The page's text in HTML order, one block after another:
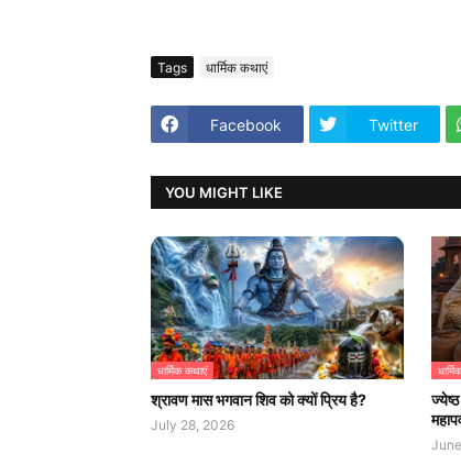
Tags धार्मिक कथाएं
Facebook Twitter
YOU MIGHT LIKE
धार्मिक कथाएं
श्रावण मास भगवान शिव को क्यों प्रिय है?
July 28, 2026